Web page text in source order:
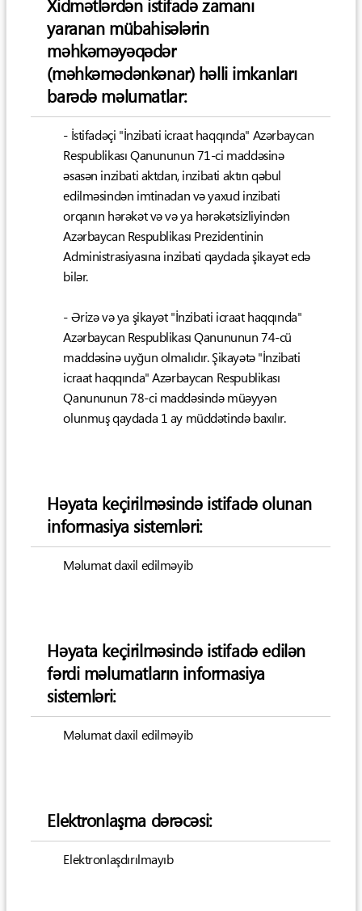
Xidmətlərdən istifadə zamanı
yaranan mübahisələrin
məhkəməyəqədər
(məhkəmədənkənar) həlli imkanları
barədə məlumatlar:
- İstifadəçi "İnzibati icraat haqqında" Azərbaycan
Respublikası Qanununun 71-ci maddəsinə
əsasən inzibati aktdan, inzibati aktın qəbul
edilməsindən imtinadan və yaxud inzibati
orqanın hərəkət və və ya hərəkətsizliyindən
Azərbaycan Respublikası Prezidentinin
Administrasiyasına inzibati qaydada şikayət edə
bilər.
- Ərizə və ya şikayət "İnzibati icraat haqqında"
Azərbaycan Respublikası Qanununun 74-cü
maddəsinə uyğun olmalıdır. Şikayətə "İnzibati
icraat haqqında" Azərbaycan Respublikası
Qanununun 78-ci maddəsində müəyyən
olunmuş qaydada 1 ay müddətində baxılır.
Həyata keçirilməsində istifadə olunan
informasiya sistemləri:
Məlumat daxil edilməyib
Həyata keçirilməsində istifadə edilən
fərdi məlumatların informasiya
sistemləri:
Məlumat daxil edilməyib
Elektronlaşma dərəcəsi:
Elektronlaşdırılmayıb